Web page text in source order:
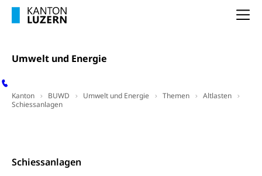
Umwelt und Energie
Kanton BUWD Umwelt und Energie Themen
Altlasten
Schiessanlagen
Schiessanlagen
Archiv der Denkmalpflege
Kunst & Kultur (Luzern Tourismus)
Kulturpolitik, Sprachförderung, Denkmalpflege,
kulturelles Angebot, Kulturerbe, kulturelles Erbe,
Musik, Entwicklung, Programmbeiträge,
Filmförderung, Regionale Förderfonds,